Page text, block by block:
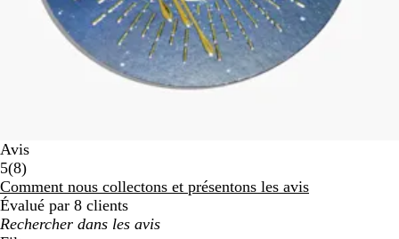
Avis
5(88
avis
)
Comment nous collectons et présentons les avis
Évalué par 8 clients
Mes